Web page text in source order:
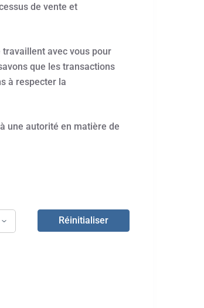
de vente et
avec vous pour
que les transactions
à respecter la
une autorité en matière de
Réinitialiser